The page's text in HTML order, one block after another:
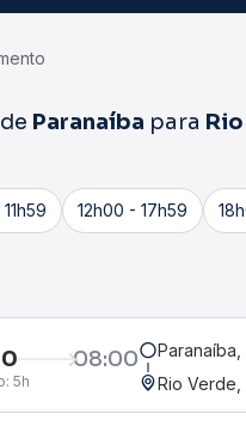
Paranaíba para
12h00 - 17h59
08:00
5h
Paranaíba,
Rio Verde,